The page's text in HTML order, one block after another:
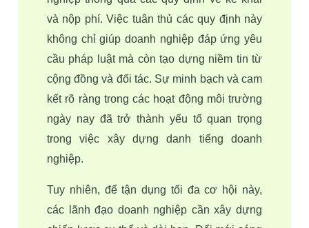
và nộp phí. Việc tuân thủ các quy định này
không chỉ giúp doanh nghiệp đáp ứng yêu
cầu pháp luật mà còn tạo dựng niềm tin từ
cộng đồng và đối tác. Sự minh bạch và cam
kết rõ ràng trong các hoạt động môi trường
ngày nay đã trở thành yếu tố quan trọng
trong việc xây dựng danh tiếng doanh
nghiệp.
Tuy nhiên, để tận dụng tối đa cơ hội này,
các lãnh đạo doanh nghiệp cần xây dựng